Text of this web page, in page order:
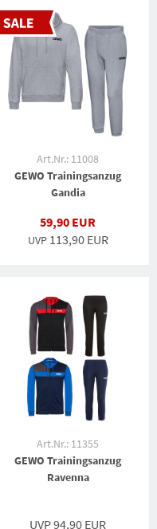
Art.Nr.: 11008
GEWO Trainingsanzug
Gandia
59,90 EUR
UVP 113,90 EUR
Art.Nr.: 11355
GEWO Trainingsanzug
Ravenna
UVP 94,90 EUR